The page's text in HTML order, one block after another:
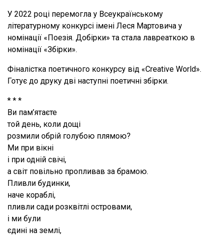
У 2022 році перемогла у Всеукраїнському
літературному конкурсі імені Леся Мартовича у
номінації «Поезія. Добірки» та стала лавреаткою в
номінації «Збірки».
Фіналістка поетичного конкурсу від «Creative World».
Готує до друку дві наступні поетичні збірки.
* * *
Ви пам’ятаєте
той день, коли дощі
розмили обрій голубою плямою?
Ми при вікні
і при одній свічі,
а світ повільно пропливав за брамою.
Пливли будинки,
наче кораблі,
пливли сади розквітлі островами,
і ми були
єдині на землі,